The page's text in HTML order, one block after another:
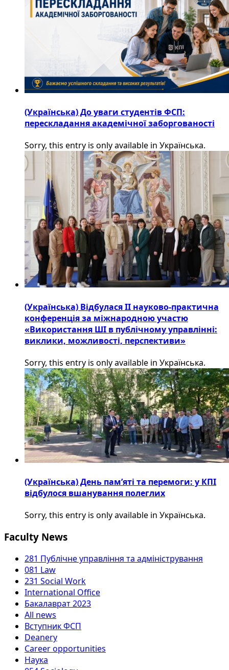
(Українська) До уваги студентів ФСП:
перескладання академічної заборгованості
Sorry, this entry is only available in Українська.
(Українська) Відбулася ІІ науково-практична
конференція за міжнародною участю
«Використання ШІ в публічному управлінні:
виклики, можливості, перспективи»
Sorry, this entry is only available in Українська.
(Українська) День пам’яті та перемоги: у КПІ
відбулося вшанування полеглих
Sorry, this entry is only available in Українська.
Faculty News
281 Публічне управління та адміністрування
081 Law
231 Social Work
International Office
Бакалаврат 2023
All news
Вступник ФСП
Deanery
Career opportunities
Наука